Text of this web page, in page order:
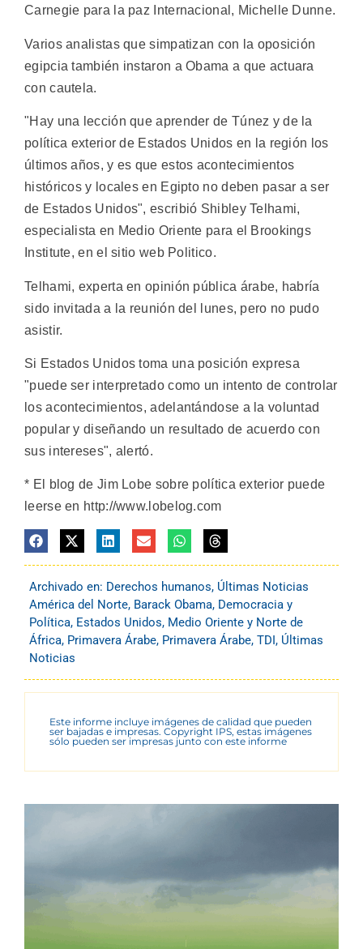
Carnegie para la paz Internacional, Michelle Dunne.
Varios analistas que simpatizan con la oposición
egipcia también instaron a Obama a que actuara
con cautela.
"Hay una lección que aprender de Túnez y de la
política exterior de Estados Unidos en la región los
últimos años, y es que estos acontecimientos
históricos y locales en Egipto no deben pasar a ser
de Estados Unidos", escribió Shibley Telhami,
especialista en Medio Oriente para el Brookings
Institute, en el sitio web Politico.
Telhami, experta en opinión pública árabe, habría
sido invitada a la reunión del lunes, pero no pudo
asistir.
Si Estados Unidos toma una posición expresa
"puede ser interpretado como un intento de controlar
los acontecimientos, adelantándose a la voluntad
popular y diseñando un resultado de acuerdo con
sus intereses", alertó.
* El blog de Jim Lobe sobre política exterior puede
leerse en http://www.lobelog.com
Archivado en: Derechos humanos, Últimas Noticias
América del Norte, Barack Obama, Democracia y
Política, Estados Unidos, Medio Oriente y Norte de
África, Primavera Árabe, Primavera Árabe, TDI, Últimas
Noticias
Este informe incluye imágenes de calidad que pueden
ser bajadas e impresas. Copyright IPS, estas imágenes
sólo pueden ser impresas junto con este informe